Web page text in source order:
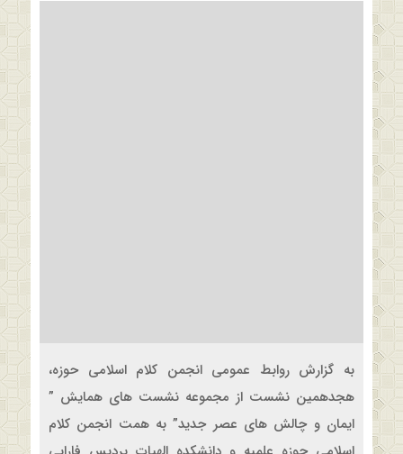
به گزارش روابط عمومی انجمن کلام اسلامی حوزه،
هجدهمین نشست از مجموعه نشست های همایش ”
ایمان و چالش های عصر جدید” به همت انجمن کلام